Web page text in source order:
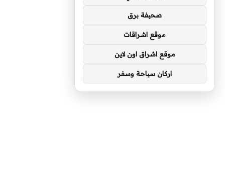
صحيفة برق
موقع اشراقات
موقع اشراق اون لاين
اركان سياحة وسفر